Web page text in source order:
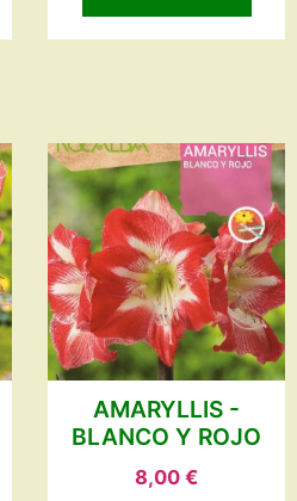
AMARYLLIS -
BLANCO Y ROJO
8,00 €